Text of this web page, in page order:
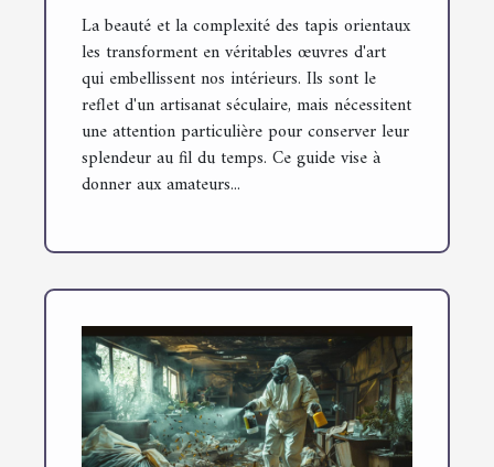
La beauté et la complexité des tapis orientaux
les transforment en véritables œuvres d'art
qui embellissent nos intérieurs. Ils sont le
reflet d'un artisanat séculaire, mais nécessitent
une attention particulière pour conserver leur
splendeur au fil du temps. Ce guide vise à
donner aux amateurs...